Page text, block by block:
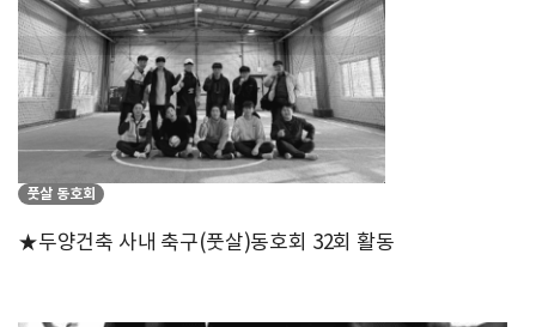
풋살 동호회
★두양건축 사내 축구(풋살)동호회 32회 활동